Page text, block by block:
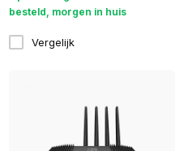
besteld, morgen in huis
Vergelijk